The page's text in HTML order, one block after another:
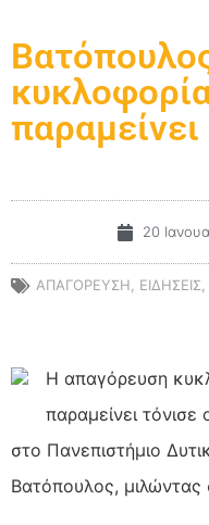
παραμείνει
20
ΑΠΑΓΟΡΕΥΣΗ, ΕΙΔΗΣΕΙΣ,
Η απαγόρευση
παραμείνει
στο Πανεπιστήμιο
Βατόπουλος, μιλώντας